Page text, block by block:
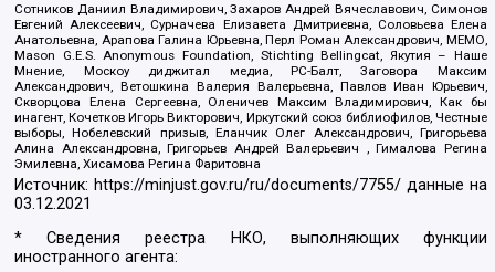
Сотников Даниил Владимирович, Захаров Андрей Вячеславович, Симонов
Евгений Алексеевич, Сурначева Елизавета Дмитриевна, Соловьева Елена
Анатольевна, Арапова Галина Юрьевна, Перл Роман Александрович, МЕМО,
Mason G.E.S. Anonymous Foundation, Stichting Bellingcat, Якутия – Наше
Мнение, Москоу диджитал медиа, РС-Балт, Заговора Максим
Александрович, Ветошкина Валерия Валерьевна, Павлов Иван Юрьевич,
Скворцова Елена Сергеевна, Оленичев Максим Владимирович, Как бы
инагент, Кочетков Игорь Викторович, Иркутский союз библиофилов, Честные
выборы, Нобелевский призыв, Еланчик Олег Александрович, Григорьева
Алина Александровна, Григорьев Андрей Валерьевич , Гималова Регина
Эмилевна, Хисамова Регина Фаритовна
Источник: https://minjust.gov.ru/ru/documents/7755/ данные на
03.12.2021
* Сведения реестра НКО, выполняющих функции
иностранного агента: